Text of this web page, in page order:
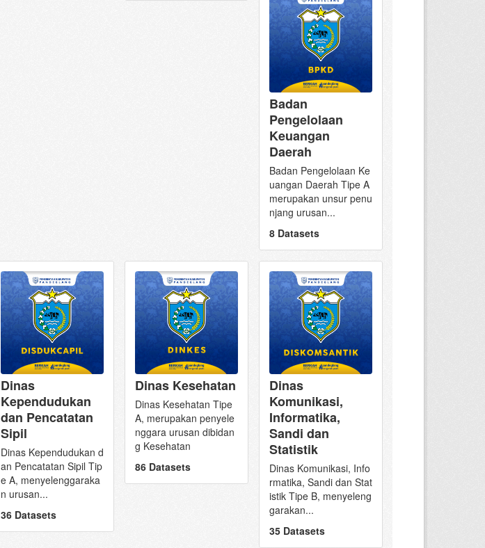
Badan
Pengelolaan
Keuangan
Daerah
Badan Pengelolaan Ke
uangan Daerah Tipe A
merupakan unsur penu
njang urusan...
8 Datasets
Dinas
Kependudukan
dan Pencatatan
Sipil
Dinas Kependudukan d
an Pencatatan Sipil Tip
e A, menyelenggaraka
n urusan...
36 Datasets
Dinas Kesehatan
Dinas Kesehatan Tipe
A, merupakan penyele
nggara urusan dibidan
g Kesehatan
86 Datasets
Dinas
Komunikasi,
Informatika,
Sandi dan
Statistik
Dinas Komunikasi, Info
rmatika, Sandi dan Stat
istik Tipe B, menyeleng
garakan...
35 Datasets